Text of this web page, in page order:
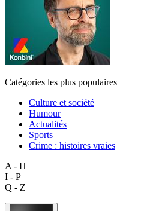
Catégories les plus populaires
Culture et société
Humour
Actualités
Sports
Crime : histoires vraies
A - H
I - P
Q - Z